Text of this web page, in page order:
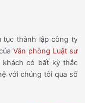
tục thành lập công ty
Văn phòng Luật sư
khách có bất kỳ thắc
với chúng tôi qua số